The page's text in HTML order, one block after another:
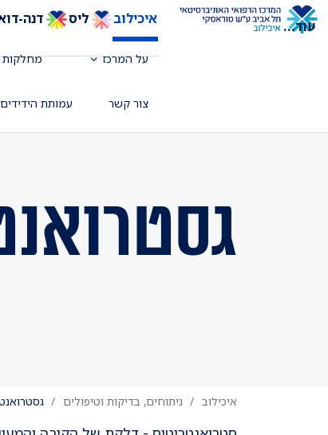
איכילוב ליס דנה-
על המרכז מחלקות
צור קשר עמותת הידידים
עוד...
איכילוב ניתוחים, בדיקות וטיפולים